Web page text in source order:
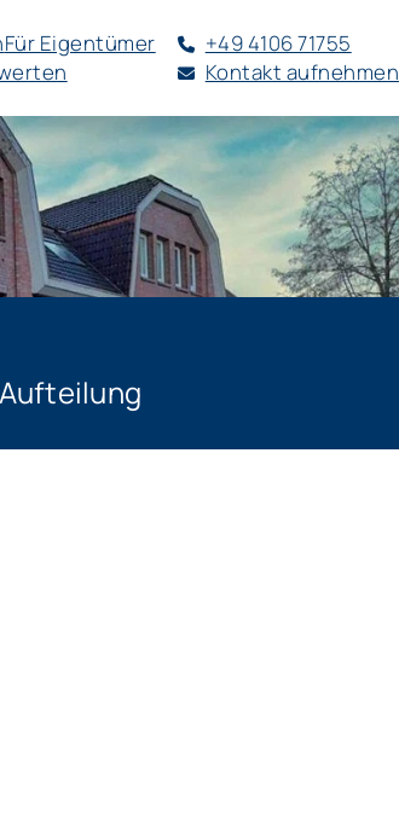
Für Eigentümer
+49 4106 71755
Kontakt aufnehmen
Aufteilung